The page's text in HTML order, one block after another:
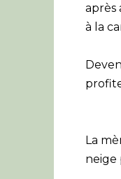
après
à la
La
neige